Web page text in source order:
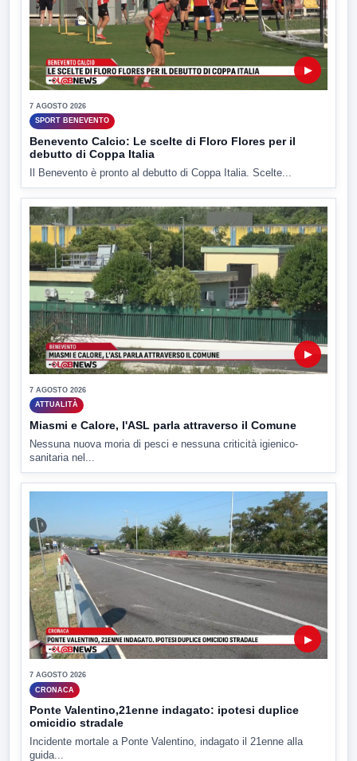
▶
7 AGOSTO 2026
SPORT BENEVENTO
Benevento Calcio: Le scelte di Floro Flores per il
debutto di Coppa Italia
Il Benevento è pronto al debutto di Coppa Italia. Scelte...
▶
7 AGOSTO 2026
ATTUALITÀ
Miasmi e Calore, l'ASL parla attraverso il Comune
Nessuna nuova moria di pesci e nessuna criticità igienico-
sanitaria nel...
▶
7 AGOSTO 2026
CRONACA
Ponte Valentino,21enne indagato: ipotesi duplice
omicidio stradale
Incidente mortale a Ponte Valentino, indagato il 21enne alla
guida...